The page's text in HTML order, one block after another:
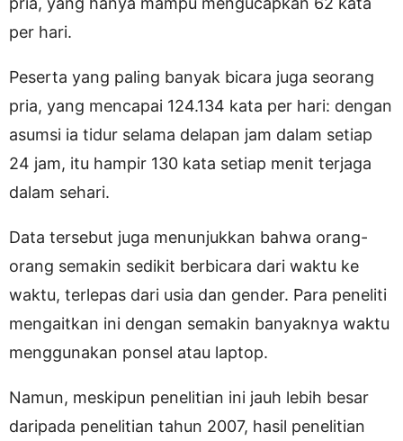
per hari.
Peserta yang paling banyak bicara juga seorang
pria, yang mencapai 124.134 kata per hari: dengan
asumsi ia tidur selama delapan jam dalam setiap
24 jam, itu hampir 130 kata setiap menit terjaga
dalam sehari.
Data tersebut juga menunjukkan bahwa orang-
orang semakin sedikit berbicara dari waktu ke
waktu, terlepas dari usia dan gender. Para peneliti
mengaitkan ini dengan semakin banyaknya waktu
menggunakan ponsel atau laptop.
Namun, meskipun penelitian ini jauh lebih besar
daripada penelitian tahun 2007, hasil penelitian